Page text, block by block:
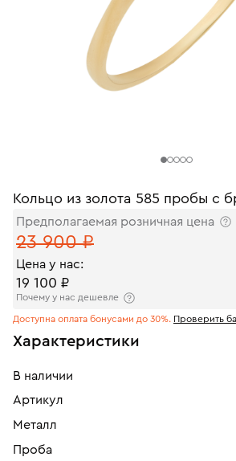
Кольцо из золота 585 пробы с
Предполагаемая розничная цена
23 900 ₽
Цена у нас:
19 100 ₽
Почему у нас дешевле
Доступна оплата бонусами до 30%. Проверить
Характеристики
В наличии
Артикул
Металл
Проба